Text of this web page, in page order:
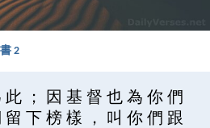
2
； 因 基 督 也 為 你 們
下 榜 樣 ， 叫 你 們 跟